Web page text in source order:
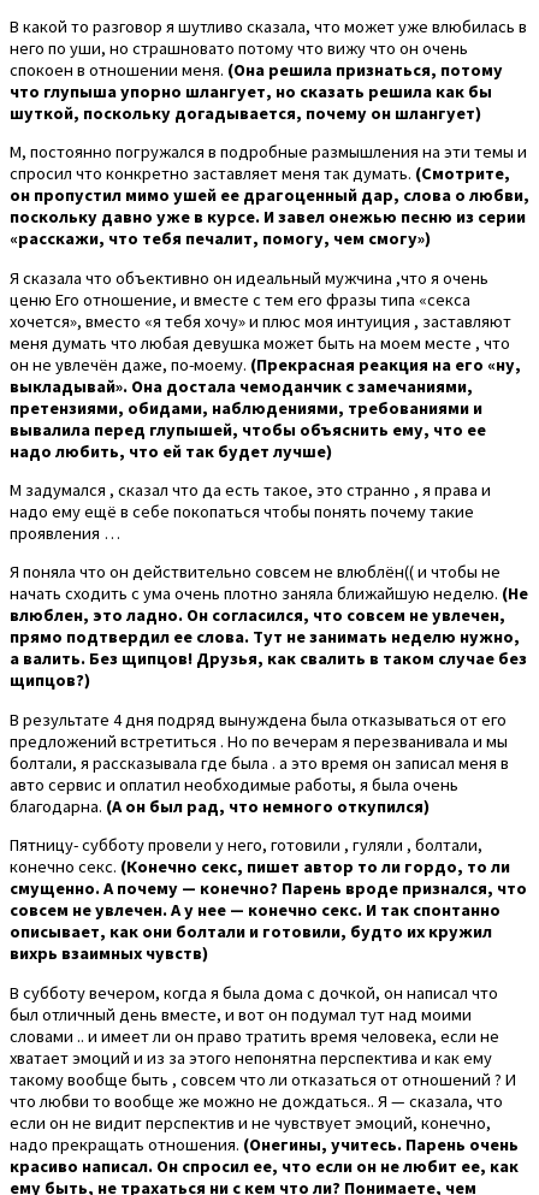
В какой то разговор я шутливо сказала, что может уже влюбилась в
него по уши, но страшновато потому что вижу что он очень
спокоен в отношении меня. (Она решила признаться, потому
что глупыша упорно шлангует, но сказать решила как бы
шуткой, поскольку догадывается, почему он шлангует)
М, постоянно погружался в подробные размышления на эти темы и
спросил что конкретно заставляет меня так думать. (Смотрите,
он пропустил мимо ушей ее драгоценный дар, слова о любви,
поскольку давно уже в курсе. И завел онежью песню из серии
«расскажи, что тебя печалит, помогу, чем смогу»)
Я сказала что объективно он идеальный мужчина ,что я очень
ценю Его отношение, и вместе с тем его фразы типа «секса
хочется», вместо «я тебя хочу» и плюс моя интуиция , заставляют
меня думать что любая девушка может быть на моем месте , что
он не увлечён даже, по-моему. (Прекрасная реакция на его «ну,
выкладывай». Она достала чемоданчик с замечаниями,
претензиями, обидами, наблюдениями, требованиями и
вывалила перед глупышей, чтобы объяснить ему, что ее
надо любить, что ей так будет лучше)
М задумался , сказал что да есть такое, это странно , я права и
надо ему ещё в себе покопаться чтобы понять почему такие
проявления …
Я поняла что он действительно совсем не влюблён(( и чтобы не
начать сходить с ума очень плотно заняла ближайшую неделю. (Не
влюблен, это ладно. Он согласился, что совсем не увлечен,
прямо подтвердил ее слова. Тут не занимать неделю нужно,
а валить. Без щипцов! Друзья, как свалить в таком случае без
щипцов?)
В результате 4 дня подряд вынуждена была отказываться от его
предложений встретиться . Но по вечерам я перезванивала и мы
болтали, я рассказывала где была . а это время он записал меня в
авто сервис и оплатил необходимые работы, я была очень
благодарна. (А он был рад, что немного откупился)
Пятницу- субботу провели у него, готовили , гуляли , болтали,
конечно секс. (Конечно секс, пишет автор то ли гордо, то ли
смущенно. А почему — конечно? Парень вроде признался, что
совсем не увлечен. А у нее — конечно секс. И так спонтанно
описывает, как они болтали и готовили, будто их кружил
вихрь взаимных чувств)
В субботу вечером, когда я была дома с дочкой, он написал что
был отличный день вместе, и вот он подумал тут над моими
словами .. и имеет ли он право тратить время человека, если не
хватает эмоций и из за этого непонятна перспектива и как ему
такому вообще быть , совсем что ли отказаться от отношений ? И
что любви то вообще же можно не дождаться.. Я — сказала, что
если он не видит перспектив и не чувствует эмоций, конечно,
надо прекращать отношения. (Онегины, учитесь. Парень очень
красиво написал. Он спросил ее, что если он не любит ее, как
ему быть, не трахаться ни с кем что ли? Понимаете, чем